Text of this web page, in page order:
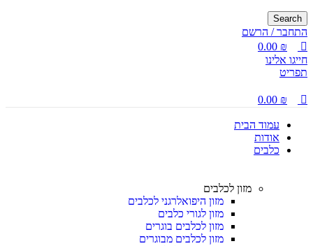
Search
התחבר / הרשם
0.00 ₪
חייגו אלינו
תפריט
0.00 ₪
עמוד הבית
אודות
כלבים
מזון לכלבים
מזון היפואלרגני לכלבים
מזון לגורי כלבים
מזון לכלבים בוגרים
מזון לכלבים מבוגרים